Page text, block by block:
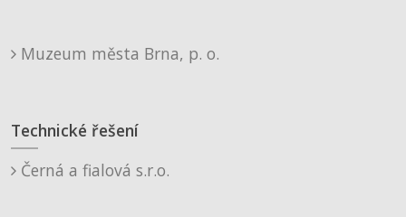
Muzeum města Brna, p. o.
Technické řešení
Černá a fialová s.r.o.